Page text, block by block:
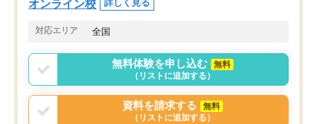
オンライン校 詳しく見る
対応エリア 全国
無料体験を申し込む
無料
（リストに追加する）
資料を請求する
無料
（リストに追加する）